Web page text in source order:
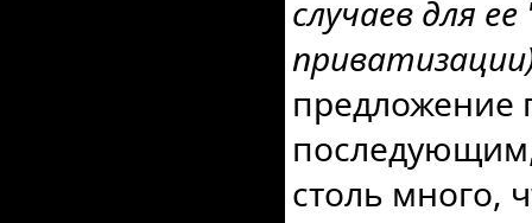
случаев для
предложение
последующим,
столь много,